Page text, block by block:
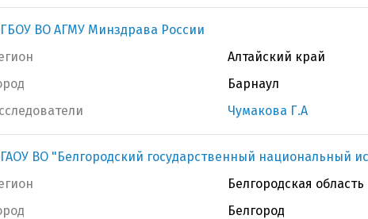
ВО АГМУ Минздрава России
Алтайский край
Барнаул
Чумакова Г.А
ВО "Белгородский государственный национальный
Белгородская область
Белгород